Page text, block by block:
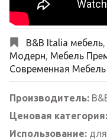
B&B Italia мебель,
Модерн, Мебель
Современная Мебель
Производитель:
Ценовая категория:
Использование: